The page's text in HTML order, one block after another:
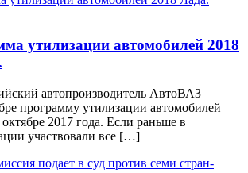
утилизации автомобилей 2018
автопроизводитель АвтоВАЗ
программу утилизации автомобилей
2017 года. Если раньше в
участвовали все […]